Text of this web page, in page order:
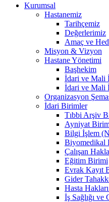
Kurumsal
Hastanemiz
Tarihçemiz
Değerlerimiz
Amaç ve
Misyon & Vizyon
Hastane Yönetimi
Başhekim
İdari ve Mali
İdari ve Mali
Organizasyon
İdari Birimler
Tıbbi Arşiv
Ayniyat
Bilgi İşlem
Biyomedikal
Çalışan
Eğitim Birimi
Evrak Kayıt
Gider
Hasta
İş Sağlığı